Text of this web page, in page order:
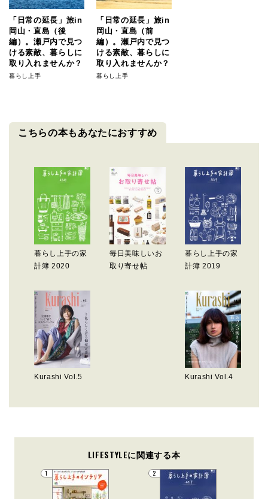
「日常の延長」旅in
岡山・直島（後
編）。瀬戸内で見つ
ける素敵、暮らしに
取り入れませんか？
暮らし上手
「日常の延長」旅in
岡山・直島（前
編）。瀬戸内で見つ
ける素敵、暮らしに
取り入れませんか？
暮らし上手
こちらの本もあなたにおすすめ
暮らし上手の家
計簿 2020
毎日美味しいお
取り寄せ帖
暮らし上手の家
計簿 2019
Kurashi Vol.5 Kurashi Vol.4
LIFESTYLEに関連する本
1 2